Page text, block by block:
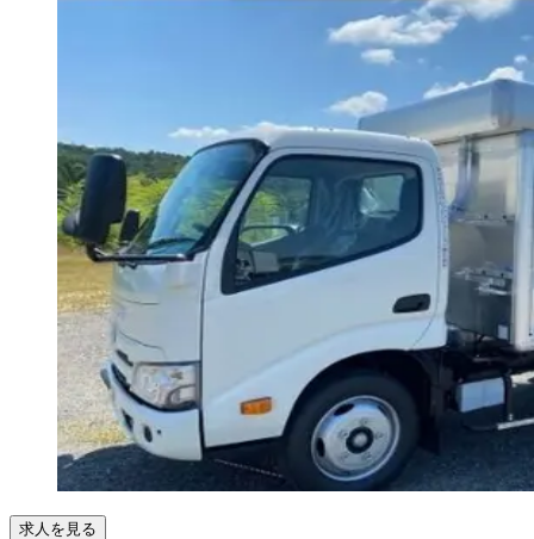
求人を見る